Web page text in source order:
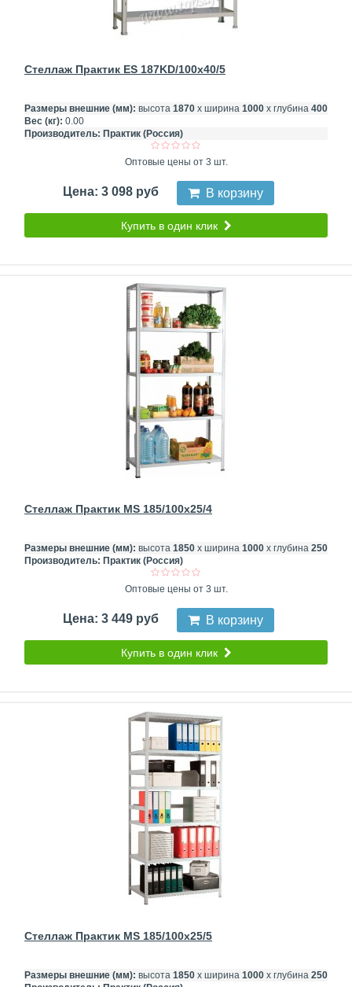
Стеллаж Практик ES 187KD/100x40/5
Размеры внешние (мм): высота 1870 х ширина 1000 х глубина 400
Вес (кг): 0.00
Производитель: Практик (Россия)
Оптовые цены от 3 шт.
Цена: 3 098 руб В корзину
Купить в один клик
Стеллаж Практик MS 185/100x25/4
Размеры внешние (мм): высота 1850 х ширина 1000 х глубина 250
Производитель: Практик (Россия)
Оптовые цены от 3 шт.
Цена: 3 449 руб В корзину
Купить в один клик
Стеллаж Практик MS 185/100x25/5
Размеры внешние (мм): высота 1850 х ширина 1000 х глубина 250